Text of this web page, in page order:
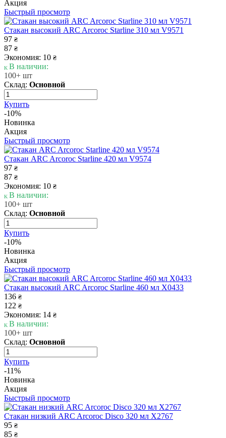
Акция
Быстрый просмотр
Стакан высокий ARC Arcoroc Starline 310 мл V9571
97 ₴
87 ₴
Экономия: 10 ₴
В наличии:
100+ шт
Склад: Основной
Купить
-10%
Новинка
Акция
Быстрый просмотр
Стакан ARC Arcoroc Starline 420 мл V9574
97 ₴
87 ₴
Экономия: 10 ₴
В наличии:
100+ шт
Склад: Основной
Купить
-10%
Новинка
Акция
Быстрый просмотр
Стакан высокий ARC Arcoroc Starline 460 мл X0433
136 ₴
122 ₴
Экономия: 14 ₴
В наличии:
100+ шт
Склад: Основной
Купить
-11%
Новинка
Акция
Быстрый просмотр
Стакан низкий ARC Arcoroc Disco 320 мл X2767
95 ₴
85 ₴